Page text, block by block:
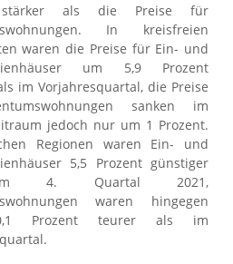
stärker als die Preise für
In kreisfreien
waren die Preise für Ein- und
um 5,9 Prozent
im Vorjahresquartal, die Preise
sanken im
jedoch nur um 1 Prozent.
Regionen waren Ein- und
5,5 Prozent günstiger
4. Quartal 2021,
waren hingegen
Prozent teurer als im